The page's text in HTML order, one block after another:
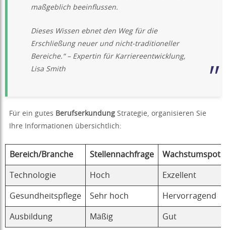
maßgeblich beeinflussen.
Dieses Wissen ebnet den Weg für die
Erschließung neuer und nicht-traditioneller
Bereiche.“ – Expertin für Karriereentwicklung,
Lisa Smith
Für ein gutes Berufserkundung Strategie, organisieren Sie
Ihre Informationen übersichtlich:
Bereich/Branche Stellennachfrage
Technologie Hoch Exzellent
Gesundheitspflege Sehr hoch Hervorragend
Ausbildung Mäßig Gut